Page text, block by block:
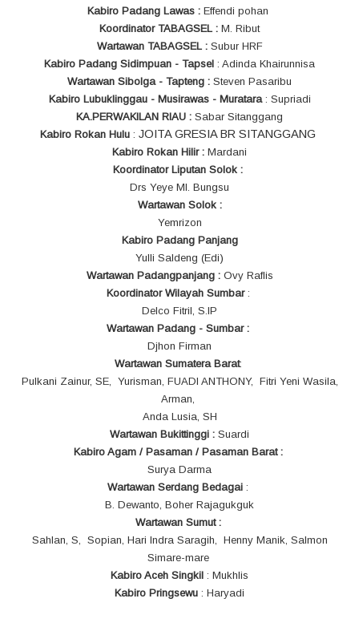
Kabiro Padang Lawas : Effendi pohan
Koordinator TABAGSEL : M. Ribut
Wartawan TABAGSEL : Subur HRF
Kabiro Padang Sidimpuan - Tapsel : Adinda Khairunnisa
Wartawan Sibolga - Tapteng : Steven Pasaribu
Kabiro Lubuklinggau - Musirawas - Muratara : Supriadi
KA.PERWAKILAN RIAU : Sabar Sitanggang
Kabiro Rokan Hulu : JOITA GRESIA BR SITANGGANG
Kabiro Rokan Hilir : Mardani
Koordinator Liputan Solok :
Drs Yeye MI. Bungsu
Wartawan Solok :
Yemrizon
Kabiro Padang Panjang
Yulli Saldeng (Edi)
Wartawan Padangpanjang : Ovy Raflis
Koordinator Wilayah Sumbar:
Delco Fitril, S.IP
Wartawan Padang - Sumbar :
Djhon Firman
Wartawan Sumatera Barat:
Pulkani Zainur, SE, Yurisman, FUADI ANTHONY, Fitri Yeni Wasila,
Arman,
Anda Lusia, SH
Wartawan Bukittinggi : Suardi
Kabiro Agam / Pasaman / Pasaman Barat :
Surya Darma
Wartawan Serdang Bedagai :
B. Dewanto, Boher Rajagukguk
Wartawan Sumut :
Sahlan, S, Sopian, Hari Indra Saragih, Henny Manik, Salmon
Simare-mare
Kabiro Aceh Singkil : Mukhlis
Kabiro Pringsewu : Haryadi